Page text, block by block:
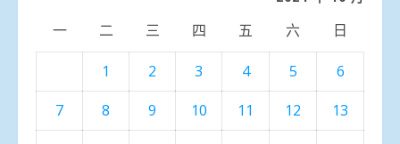
一 二 三 四 五 六 日
1 2 3 4 5
6
7
8 9 10 11 12
13